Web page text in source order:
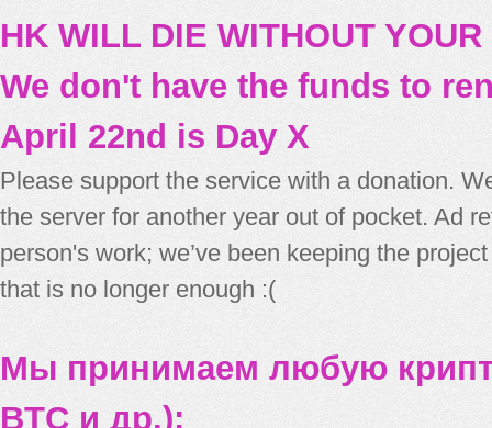
HK WILL DIE WITHOUT
We don't have the funds to
April 22nd is Day X
Please support the service with a donation.
the server for another year out of pocket. Ad
person's work; we’ve been keeping the
that is no longer enough :(
Мы принимаем любую
BTC и др.):